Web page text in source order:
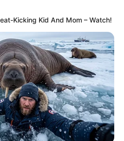
Kicking Kid And Mom – Watch!